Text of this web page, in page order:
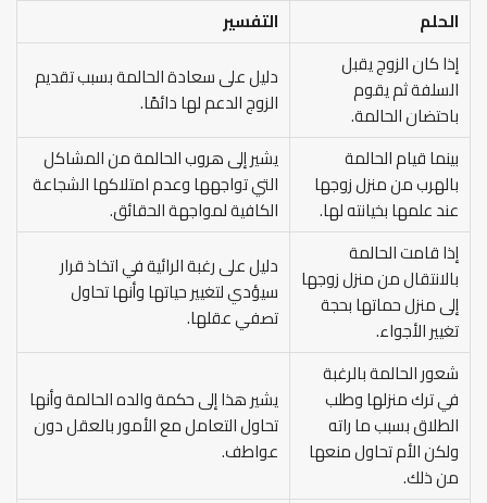
الحلم
التفسير
إذا كان الزوج يقبل
السلفة ثم يقوم
باحتضان الحالمة.
دليل على سعادة الحالمة بسبب تقديم
الزوج الدعم لها دائمًا.
بينما قيام الحالمة
بالهرب من منزل زوجها
عند علمها بخيانته لها.
يشير إلى هروب الحالمة من المشاكل
التي تواجهها وعدم امتلاكها الشجاعة
الكافية لمواجهة الحقائق.
إذا قامت الحالمة
بالانتقال من منزل زوجها
إلى منزل حماتها بحجة
تغيير الأجواء.
دليل على رغبة الرائية في اتخاذ قرار
سيؤدي لتغيير حياتها وأنها تحاول
تصفي عقلها.
شعور الحالمة بالرغبة
في ترك منزلها وطلب
الطلاق بسبب ما راته
ولكن الأم تحاول منعها
من ذلك.
يشير هذا إلى حكمة والده الحالمة وأنها
تحاول التعامل مع الأمور بالعقل دون
عواطف.